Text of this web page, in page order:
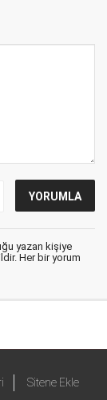
yazan kişiye
Her bir yorum
Sitene Ekle